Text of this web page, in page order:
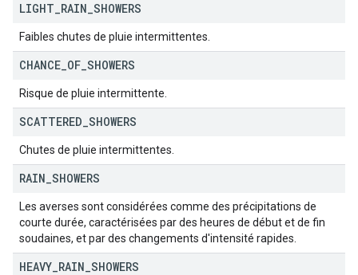
LIGHT RAIN SHOWERS
Faibles chutes de pluie intermittentes.
CHANCE OF SHOWERS
Risque de pluie intermittente.
SCATTERED SHOWERS
Chutes de pluie intermittentes.
RAIN SHOWERS
Les averses sont considérées comme des précipitations de
courte durée, caractérisées par des heures de début et de fin
soudaines, et par des changements d'intensité rapides.
HEAVY RAIN SHOWERS